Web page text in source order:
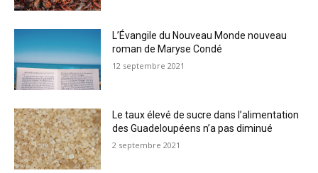
L’Évangile du Nouveau Monde nouveau
roman de Maryse Condé
12 septembre 2021
Le taux élevé de sucre dans l’alimentation
des Guadeloupéens n’a pas diminué
2 septembre 2021